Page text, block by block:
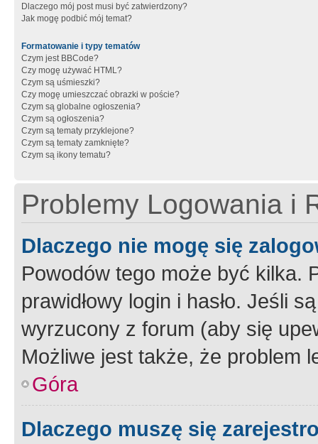
Dlaczego mój post musi być zatwierdzony?
Jak mogę podbić mój temat?
Formatowanie i typy tematów
Czym jest BBCode?
Czy mogę używać HTML?
Czym są uśmieszki?
Czy mogę umieszczać obrazki w poście?
Czym są globalne ogłoszenia?
Czym są ogłoszenia?
Czym są tematy przyklejone?
Czym są tematy zamknięte?
Czym są ikony tematu?
Problemy Logowania i
Dlaczego nie mogę się
Powodów tego może być kilka.
prawidłowy login i hasło. Jeśli
wyrzucony z forum (aby się
Możliwe jest także, że problem
Góra
Dlaczego muszę się